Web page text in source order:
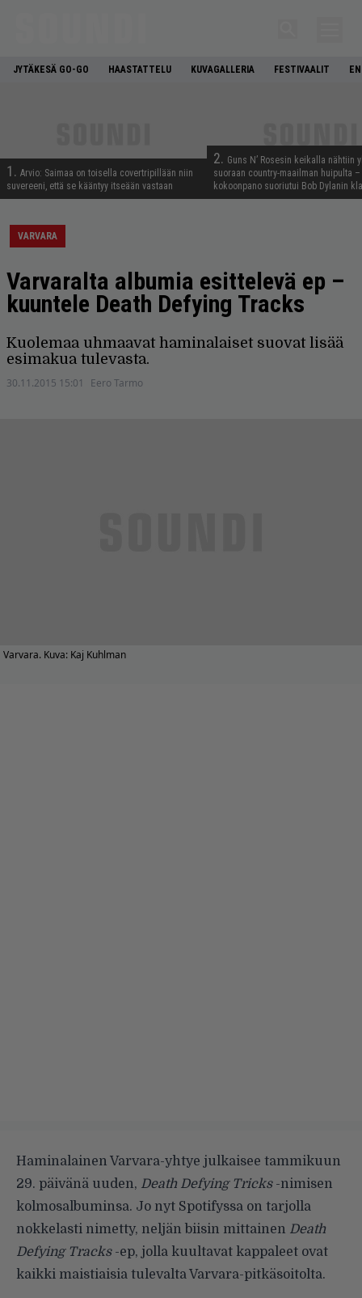
JYTÄKESÄ GO-GO HAASTATTELU KUVAGALLERIA FESTIVAALIT
1. Arvio: Saimaa on toisella covertripillään niin
suvereeni, että se kääntyy itseään vastaan
2. Guns N’ Rosesin keikalla nähtiin
suoraan country-maailman huipulta
kokoonpano suoriutui Bob Dylanin
VARVARA
Varvaralta albumia esittelevä ep –
kuuntele Death Defying Tracks
Kuolemaa uhmaavat haminalaiset suovat lisää
esimakua tulevasta.
30.11.2015 15:01 Eero Tarmo
Varvara. Kuva: Kaj Kuhlman
Haminalainen Varvara-yhtye julkaisee tammikuun
29. päivänä uuden, Death Defying Tricks-nimisen
kolmosalbuminsa. Jo nyt Spotifyssa on tarjolla
nokkelasti nimetty, neljän biisin mittainen Death
Defying Tracks-ep, jolla kuultavat kappaleet ovat
kaikki maistiaisia tulevalta Varvara-pitkäsoitolta.